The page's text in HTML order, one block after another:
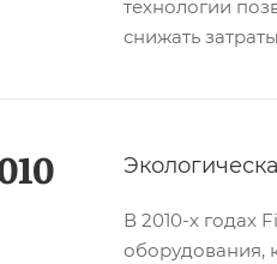
технологии
снижать
В 2010-х годах
оборудования,